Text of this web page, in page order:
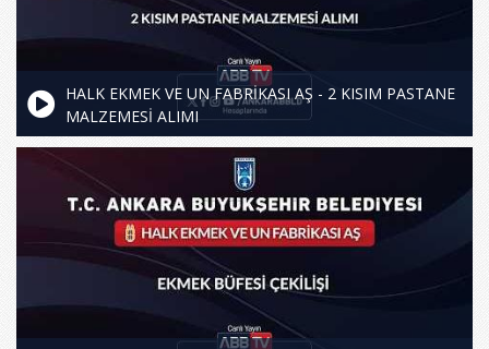
HALK EKMEK VE UN FABRİKASI AŞ - 2 KISIM PASTANE
MALZEMESİ ALIMI